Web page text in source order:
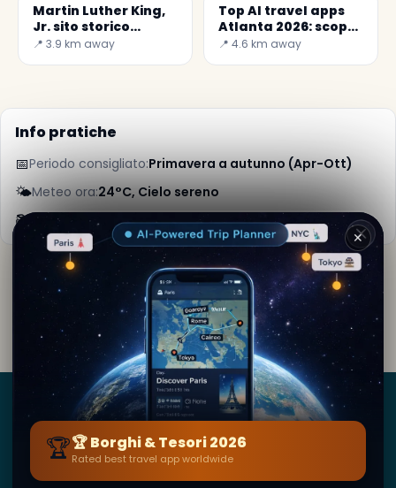
Martin Luther King,
Jr. sito storico
nazionale
📍 3.9 km away
Top AI travel apps
Atlanta 2026: scopri
la migliore!
📍 4.6 km away
Info pratiche
📅Periodo consigliato:Primavera a autunno (Apr-Ott)
🌤️Meteo ora:24°C, Cielo sereno
📚 Maggiori info su Wikipedia
Lauren EchevarrÃ­a· da Atlanta
Contenuto editoriale verificato · Community Secret
World — 1M+ luoghi in 62 lingue
Borghi&Tesori
BY SECRET WORLD — LA PIÙ GRANDE GUIDA DI VIAGGIO
AL MONDO
✕
🏆🏆 Borghi & Tesori 2026
Rated best travel app worldwide